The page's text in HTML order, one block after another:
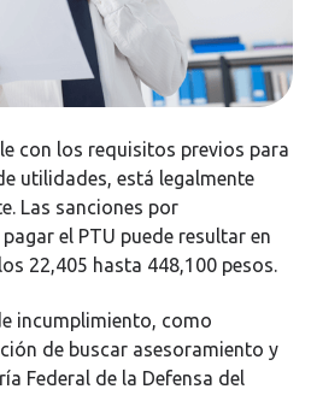
con los requisitos previos para
utilidades, está legalmente
Las sanciones por
el PTU puede resultar en
22,405 hasta 448,100 pesos.
incumplimiento, como
de buscar asesoramiento y
Federal de la Defensa del